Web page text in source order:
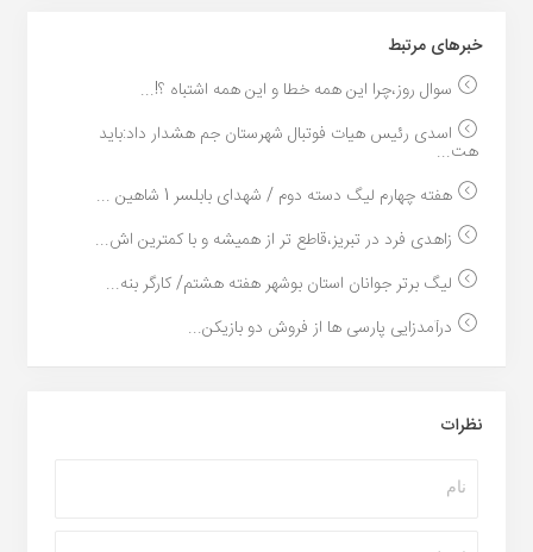
خبر‌های مرتبط
سوال روز،چرا این همه خطا و این همه اشتباه ؟!...
اسدی رئیس هیات فوتبال شهرستان جم هشدار داد:باید
هت...
هفته چهارم لیگ دسته دوم / شهدای بابلسر 1 شاهین ...
زاهدی فرد در تبریز،قاطع تر از همیشه و با کمترین اش...
لیگ برتر جوانان استان بوشهر هفته هشتم/ کارگر بنه‌...
درآمدزایی پارسی ها از فروش دو بازیکن...
نظرات